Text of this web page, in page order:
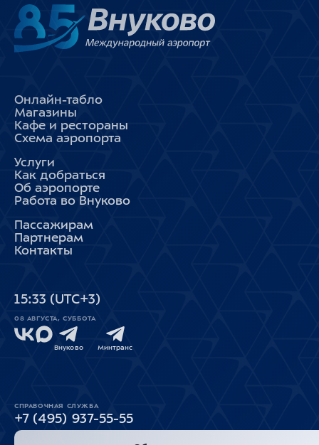
Онлайн-табло
Магазины
Кафе и рестораны
Схема аэропорта
Услуги
Как добраться
Об аэропорте
Работа во Внуково
Пассажирам
Партнерам
Контакты
15:33 (UTC+3)
08 АВГУСТА, СУББОТА
Внуково Минтранс
СПРАВОЧНАЯ СЛУЖБА
+7 (495) 937-55-55